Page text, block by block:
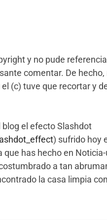
y no pude
comentar. De hecho,
(c) tuve que recortar y
el efecto Slashdot
) sufrido hoy
has hecho en
a tan
la casa limpia